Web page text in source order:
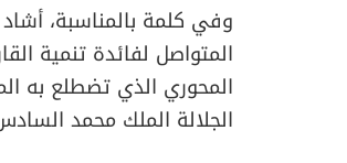
وفي كلمة بالمناسبة، أشاد
المتواصل لفائدة تنمية
المحوري الذي تضطلع به
الجلالة الملك محمد